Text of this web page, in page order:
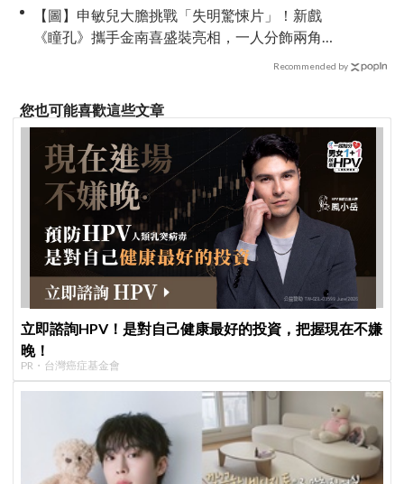
【圖】申敏兒大膽挑戰「失明驚悚片」！新戲
《瞳孔》攜手金南喜盛裝亮相，一人分飾兩角
Recommended by
您也可能喜歡這些文章
立即諮詢HPV！是對自己健康最好的投資，把握現在不嫌
晚！
PR・台灣癌症基金會